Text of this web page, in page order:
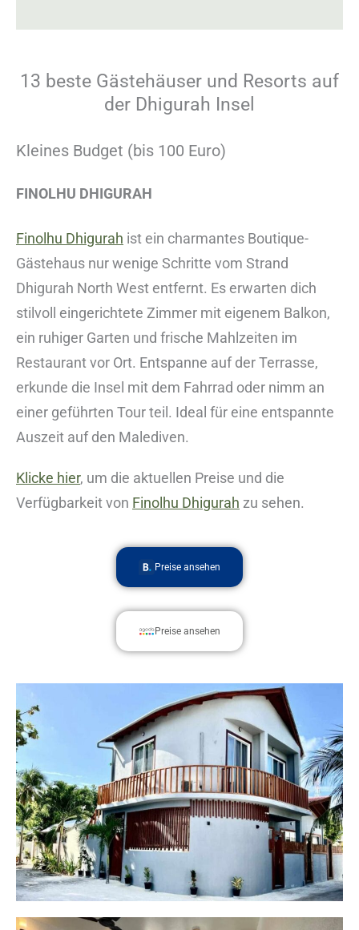
13 beste Gästehäuser und Resorts auf
der Dhigurah Insel
Kleines Budget (bis 100 Euro)
FINOLHU DHIGURAH
Finolhu Dhigurah ist ein charmantes Boutique-
Gästehaus nur wenige Schritte vom Strand
Dhigurah North West entfernt. Es erwarten dich
stilvoll eingerichtete Zimmer mit eigenem Balkon,
ein ruhiger Garten und frische Mahlzeiten im
Restaurant vor Ort. Entspanne auf der Terrasse,
erkunde die Insel mit dem Fahrrad oder nimm an
einer geführten Tour teil. Ideal für eine entspannte
Auszeit auf den Malediven.
Klicke hier, um die aktuellen Preise und die
Verfügbarkeit von Finolhu Dhigurah zu sehen.
Preise ansehen
Preise ansehen